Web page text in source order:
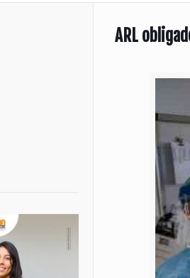
ARL